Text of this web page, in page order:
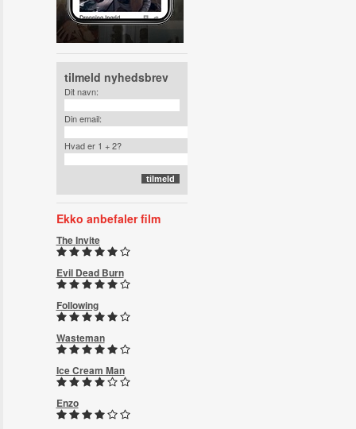
tilmeld nyhedsbrev
Dit navn:
Din email:
Hvad er 1 + 2?
Ekko anbefaler film
The Invite
Evil Dead Burn
Following
Wasteman
Ice Cream Man
Enzo